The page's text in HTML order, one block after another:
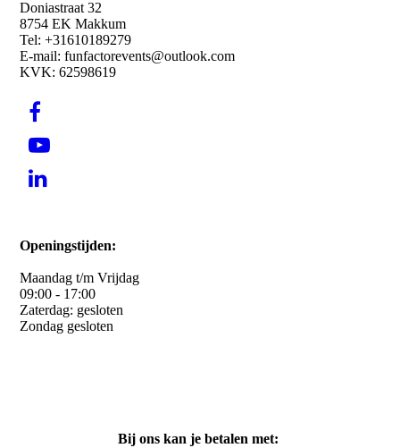
Doniastraat 32
8754 EK Makkum
Tel: +31610189279
E-mail: funfactorevents@outlook.com
KVK: 62598619
Openingstijden:
Maandag t/m Vrijdag
09:00 - 17:00
Zaterdag: gesloten
Zondag gesloten
Bij ons kan je betalen met: